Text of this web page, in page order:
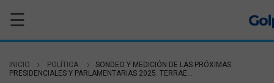
☰
INICIO POLÍTICA
SONDEO Y MEDICIÓN DE LAS PRÓXIMAS
PRESIDENCIALES Y PARLAMENTARIAS 2025. TERRAE...